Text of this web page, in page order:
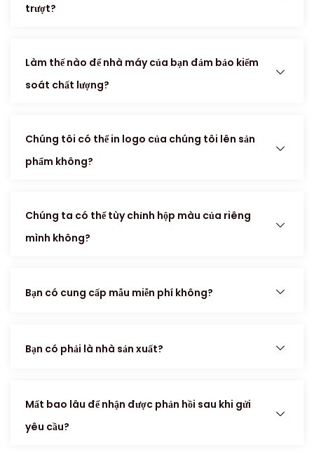
trượt?
Làm thế nào để nhà máy của bạn đảm bảo kiểm
soát chất lượng?
Chúng tôi có thể in logo của chúng tôi lên sản
phẩm không?
Chúng ta có thể tùy chỉnh hộp màu của riêng
mình không?
Bạn có cung cấp mẫu miễn phí không?
Bạn có phải là nhà sản xuất?
Mất bao lâu để nhận được phản hồi sau khi gửi
yêu cầu?